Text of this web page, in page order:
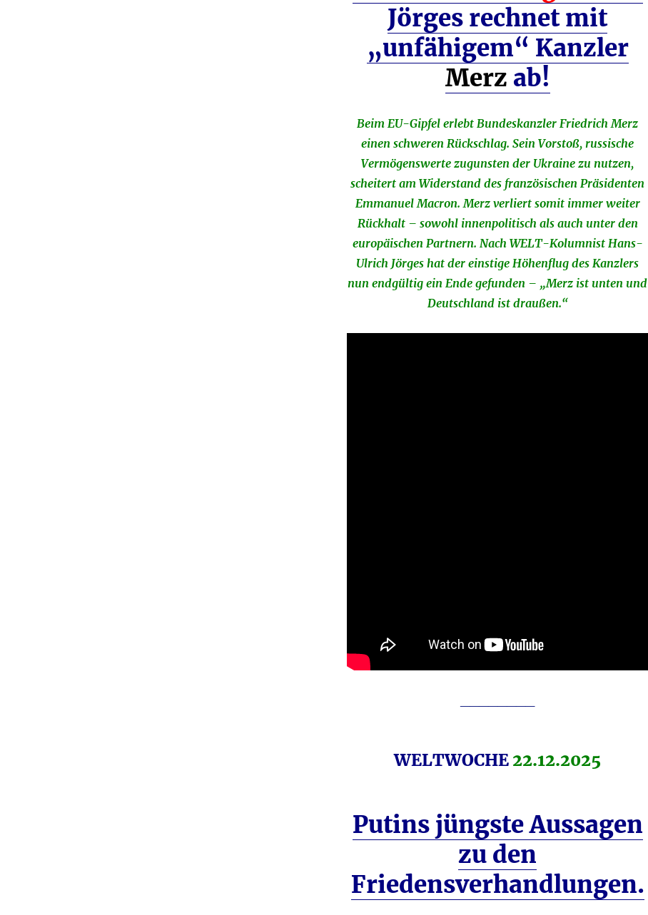
Jörges rechnet mit
„unfähigem“ Kanzler
Merz ab!
Beim EU-Gipfel erlebt Bundeskanzler Friedrich Merz
einen schweren Rückschlag. Sein Vorstoß, russische
Vermögenswerte zugunsten der Ukraine zu nutzen,
scheitert am Widerstand des französischen Präsidenten
Emmanuel Macron. Merz verliert somit immer weiter
Rückhalt – sowohl innenpolitisch als auch unter den
europäischen Partnern. Nach WELT-Kolumnist Hans-
Ulrich Jörges hat der einstige Höhenflug des Kanzlers
nun endgültig ein Ende gefunden – „Merz ist unten und
Deutschland ist draußen.“
WELTWOCHE 22.12.2025
Putins jüngste Aussagen
zu den
Friedensverhandlungen.